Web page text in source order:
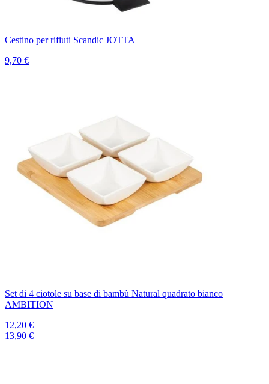
Cestino per rifiuti Scandic JOTTA
9,70 €
Set di 4 ciotole su base di bambù Natural quadrato bianco
AMBITION
12,20 €
13,90 €